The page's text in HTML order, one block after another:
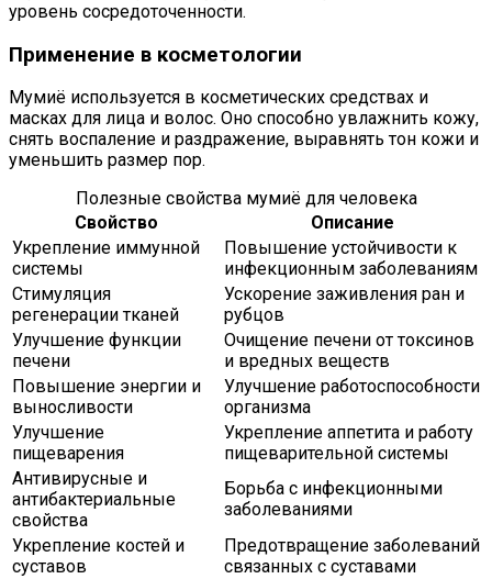
уровень сосредоточенности.
Применение в косметологии
Мумиё используется в косметических средствах и
масках для лица и волос. Оно способно увлажнить кожу,
снять воспаление и раздражение, выравнять тон кожи и
уменьшить размер пор.
Полезные свойства мумиё для человека
Свойство
Описание
Укрепление иммунной
системы
Повышение устойчивости к
инфекционным заболеваниям
Стимуляция
регенерации тканей
Ускорение заживления ран и
рубцов
Улучшение функции
печени
Очищение печени от токсинов
и вредных веществ
Повышение энергии и
выносливости
Улучшение работоспособности
организма
Улучшение
пищеварения
Укрепление аппетита и работу
пищеварительной системы
Антивирусные и
антибактериальные
свойства
Борьба с инфекционными
заболеваниями
Укрепление костей и
суставов
Предотвращение заболеваний
связанных с суставами